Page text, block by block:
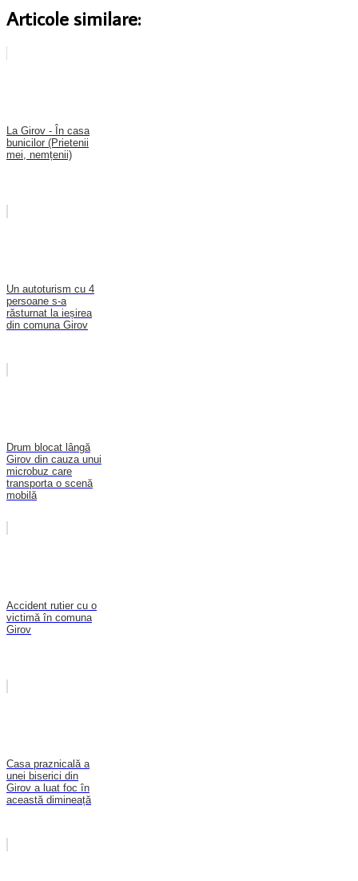
Articole similare:
La Girov - În casa
bunicilor (Prietenii
mei, nemțenii)
Un autoturism cu 4
persoane s-a
răsturnat la ieșirea
din comuna Girov
Drum blocat lângă
Girov din cauza unui
microbuz care
transporta o scenă
mobilă
Accident rutier cu o
victimă în comuna
Girov
Casa praznicală a
unei biserici din
Girov a luat foc în
această dimineață